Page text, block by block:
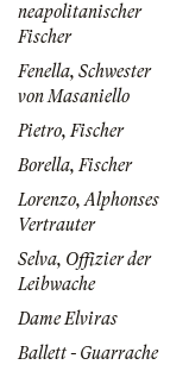
neapolitanischer
Fischer
Fenella, Schwester
von Masaniello
Pietro, Fischer
Borella, Fischer
Lorenzo, Alphonses
Vertrauter
Selva, Offizier der
Leibwache
Dame Elviras
Ballett - Guarrache